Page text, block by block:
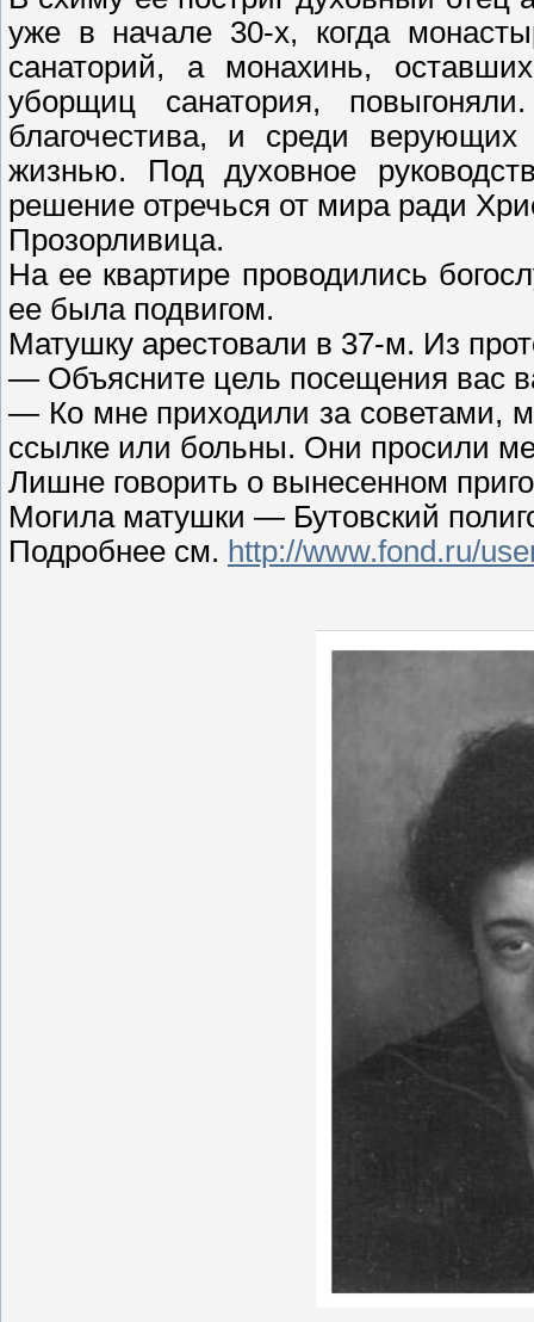
уже в начале 30-х, когда
санаторий, а монахинь,
уборщиц санатория,
благочестива, и среди
жизнью. Под духовное
решение отречься от мира ради
Прозорливица.
На ее квартире проводились
ее была подвигом.
Матушку арестовали в 37-м. Из
— Объясните цель посещения вас
— Ко мне приходили за советами,
ссылке или больны. Они просили
Лишне говорить о вынесенном
Могила матушки — Бутовский
Подробнее см. http://www.fond.ru/